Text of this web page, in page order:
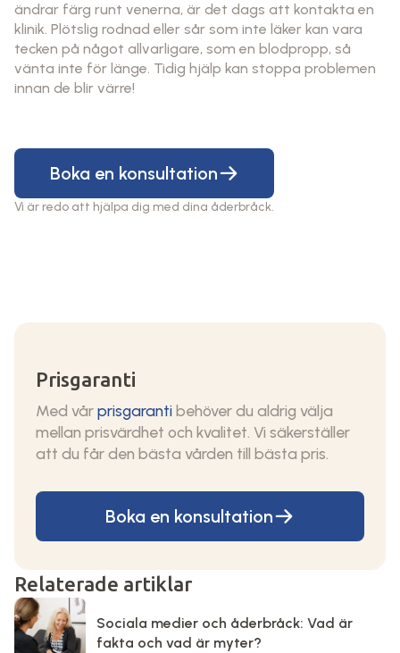
ändrar färg runt venerna, är det dags att kontakta en
klinik. Plötslig rodnad eller sår som inte läker kan vara
tecken på något allvarligare, som en blodpropp, så
vänta inte för länge. Tidig hjälp kan stoppa problemen
innan de blir värre!
Boka en konsultation
Vi är redo att hjälpa dig med dina åderbråck.
Prisgaranti
Med vårprisgarantibehöver du aldrig välja
mellan prisvärdhet och kvalitet. Vi säkerställer
att du får den bästa vården till bästa pris.
Boka en konsultation
Relaterade artiklar
Sociala medier och åderbråck: Vad är
fakta och vad är myter?